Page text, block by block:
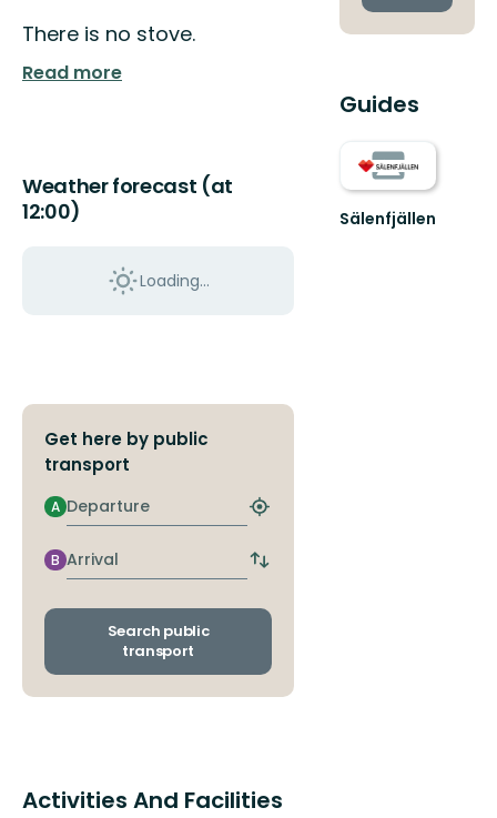
There is no stove.
Read more
Weather forecast (at
12:00)
Loading...
Get here by public
transport
Departure
A
Find
stop
Arrival
B
Switch
and
Search public
transport
Activities And Facilities
Guides
Sälenfjällen